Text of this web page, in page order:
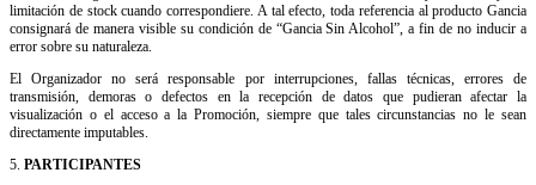
limitación de stock cuando correspondiere. A tal efecto, toda referencia al producto Gancia
consignará de manera visible su condición de “Gancia Sin Alcohol”, a fin de no inducir a
error sobre su naturaleza.
El Organizador no será responsable por interrupciones, fallas técnicas, errores de
transmisión, demoras o defectos en la recepción de datos que pudieran afectar la
visualización o el acceso a la Promoción, siempre que tales circunstancias no le sean
directamente imputables.
5. PARTICIPANTES